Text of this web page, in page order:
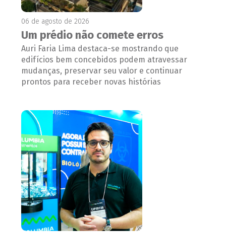
06 de agosto de 2026
Um prédio não comete erros
Auri Faria Lima destaca-se mostrando que
edifícios bem concebidos podem atravessar
mudanças, preservar seu valor e continuar
prontos para receber novas histórias